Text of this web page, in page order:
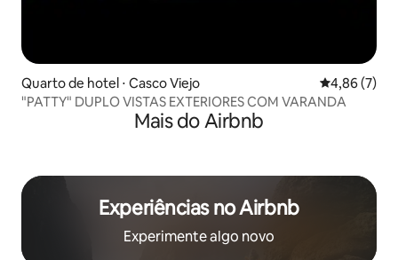
Quarto de hotel ⋅ Casco Viejo 4,86 de uma
4,86 (7)
"PATTY" DUPLO VISTAS EXTERIORES COM VARANDA
Mais do Airbnb
Experiências no Airbnb
Experimente algo novo